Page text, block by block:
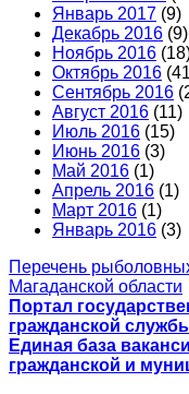
Январь 2017 (9)
Декабрь 2016 (9)
Ноябрь 2016
Октябрь 2016
Сентябрь 2016
Август 2016 (11)
Июль 2016 (15)
Июнь 2016 (3)
Май 2016 (1)
Апрель 2016 (1)
Март 2016 (1)
Январь 2016 (3)
Перечень
Магаданской области
Портал
гражданской
Единая база
гражданской и